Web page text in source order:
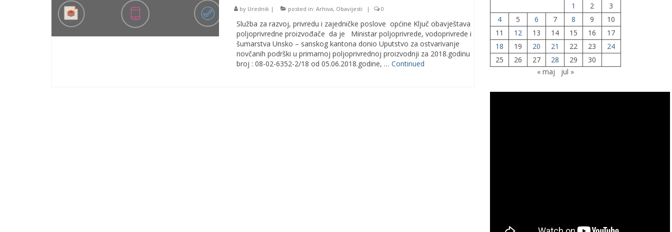
by Urednik| posted in: Arhiva, Obavijesti | 0
Služba za razvoj, privredu i zajedničke poslove općine Ključ obavještava
poljoprivredne proizvođače da je Ministar poljoprivrede, vodoprivrede i
šumarstva Unsko – sanskog kantona donio Uputstvo za ostvarivanje
novčanih podrški u primarnoj poljoprivrednoj proizvodnji za 2018.godinu
broj : 08-02-6352-2/18 od 05.06.2018.godine, … Continued
1
2
3
4
5 6 7 8 9
10
11
12 13 14 15 16
17
18
19 20 21 22 23
24
25
26 27 28 29
30
« maj
jul »